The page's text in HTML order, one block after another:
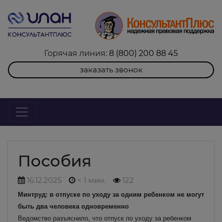
Горячая линия: 8 (800) 200 88 45
заказать звонок
Пособия
16.12.2025 < 1 мин. 122
Минтруд: в отпуске по уходу за одним ребенком не могут
быть два человека одновременно
Ведомство разъяснило, что отпуск по уходу за ребенком